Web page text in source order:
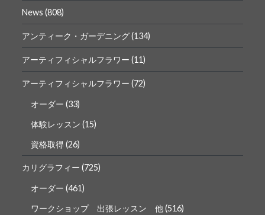
ー
ル
を
Facebook
で
表
示
ー
ル
を
Instagram
で
表
示
News (808)
アンティーク・ガーデニング(134)
アーティフィシャルフラワー (11)
アーティフィシャルフラワー (72)
オーダー (33)
体験レッスン (15)
資格取得(26)
カリグラフィー (725)
オーダー (461)
ワークショップ 出張レッスン 他(516)